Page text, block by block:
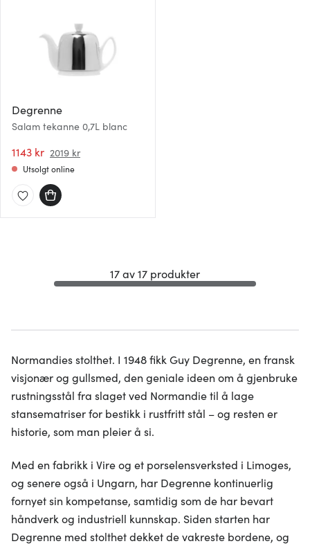
Degrenne
Salam tekanne 0,7L blanc
1143 kr 2019 kr
Utsolgt online
17 av 17 produkter
Normandies stolthet. I 1948 fikk Guy Degrenne, en fransk
visjonær og gullsmed, den geniale ideen om å gjenbruke
rustningsstål fra slaget ved Normandie til å lage
stansematriser for bestikk i rustfritt stål – og resten er
historie, som man pleier å si.
Med en fabrikk i Vire og et porselensverksted i Limoges,
og senere også i Ungarn, har Degrenne kontinuerlig
fornyet sin kompetanse, samtidig som de har bevart
håndverk og industriell kunnskap. Siden starten har
Degrenne med stolthet dekket de vakreste bordene, og